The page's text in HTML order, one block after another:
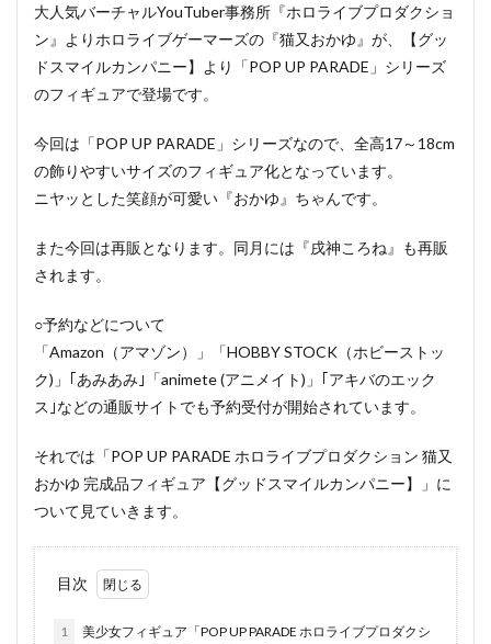
大人気バーチャルYouTuber事務所『ホロライブプロダクショ
ン』よりホロライブゲーマーズの『猫又おかゆ』が、【グッ
ドスマイルカンパニー】より「POP UP PARADE」シリーズ
のフィギュアで登場です。
今回は「POP UP PARADE」シリーズなので、全高17～18cm
の飾りやすいサイズのフィギュア化となっています。
ニヤッとした笑顔が可愛い『おかゆ』ちゃんです。
また今回は再販となります。同月には『戌神ころね』も再販
されます。
○予約などについて
「Amazon（アマゾン）」「HOBBY STOCK（ホビーストッ
ク)」｢あみあみ｣「animete (アニメイト)」｢アキバのエック
ス｣などの通販サイトでも予約受付が開始されています。
それでは「POP UP PARADE ホロライブプロダクション 猫又
おかゆ 完成品フィギュア【グッドスマイルカンパニー】」に
ついて見ていきます。
目次
1
美少女フィギュア「POP UP PARADE ホロライブプロダクシ